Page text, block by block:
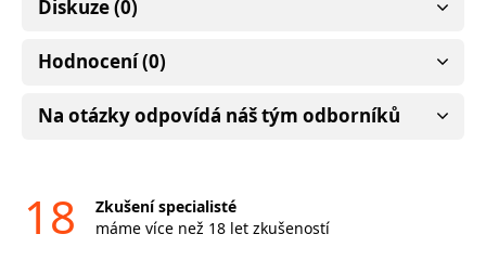
Diskuze (0)
Hodnocení (0)
Na otázky odpovídá náš tým odborníků
18
Zkušení specialisté
máme více než 18 let zkušeností